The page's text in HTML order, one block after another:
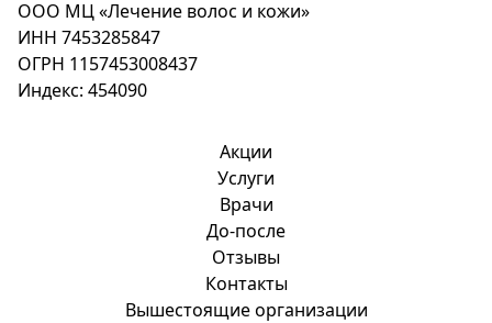
ООО МЦ «Лечение волос и кожи»
ИНН 7453285847
ОГРН 1157453008437
Индекс: 454090
Акции
Услуги
Врачи
До-после
Отзывы
Контакты
Вышестоящие организации